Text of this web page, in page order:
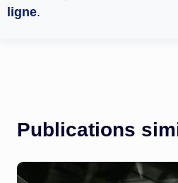
ligne.
Publications